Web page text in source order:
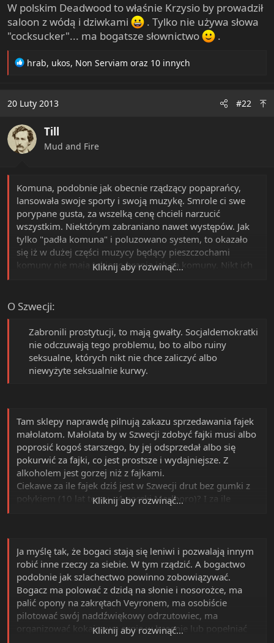
W polskim Deadwood to właśnie Krzysio by prowadził
saloon z wódą i dziwkami
. Tylko nie używa słowa
"cocksucker"... ma bogatsze słownictwo
.
R
t
o
n
s
hrab, ukos, Non Serviam oraz 10 innych
20 Luty 2013 #22
Till
Mud and Fire
Komuna, podobnie jak obecnie rządzący popaprańcy,
lansowała swoje sporty i swoją muzykę. Smrole ci swe
porypane gusta, za wszelką cenę chcieli narzucić
wszystkim. Niektórym zabraniano nawet występów. Jak
tylko "padła komuna" i poluzowano system, to okazało
się iż w dużej części muzycy będący pieszczochami
komuny nie mają takiego brania jak za komuny. Nikt ich
Cycolinę z przebojem "Mydełko Fa". Tak, "cała Polska"
przez rok słuchała "Mydełko Fa" wydawane przez nie
wiadomo kogo, na kasetach. I gdy niedawno
obdzwoniono "twórców kultury" jakimś oficerem
prowadzącym albo "kimś z firmy" z informacją, że jest
nowa partia która będzie "wspierać kulturę", twórczynie
kultury przyleciały na uszach do pewnego polityka
Kliknij aby rozwinąć...
O Szwecji:
Zabronili prostytucji, to mają gwałty. Socjaldemokratki
nie odczuwają tego problemu, bo to albo ruiny
seksualne, których nikt nie chce zaliczyć albo
niewyżyte seksualnie kurwy.​
Tam sklepy naprawdę pilnują zakazu sprzedawania fajek
małolatom. Małolata by w Szwecji zdobyć fajki musi albo
poprosić kogoś starszego, by jej odsprzedał albo się
pokurwić za fajki, co jest prostsze i wydajniejsze. Z
alkoholem jest gorzej niż z fajkami.
Ciekawe za ile fajek dziś jest w Szwecji drut bez gumki z
połykiem (10 lat temu - 4 paczki Marlboro)? I za ile
Kliknij aby rozwinąć...
Ja myślę tak, że bogaci stają się leniwi i pozwalają innym
robić inne rzeczy za siebie. W tym rządzić. A bogactwo
podobnie jak szlachectwo powinno zobowiązywać.
Bogacz ma polować z dzidą na słonie i nosorożce, ma
palić opony na zakrętach Veyronem, ma osobiście
pilotować swój naddźwiękowy odrzutowiec, ma
organizować kokainowe orgie w basenie lub popełniać
Kliknij aby rozwinąć...